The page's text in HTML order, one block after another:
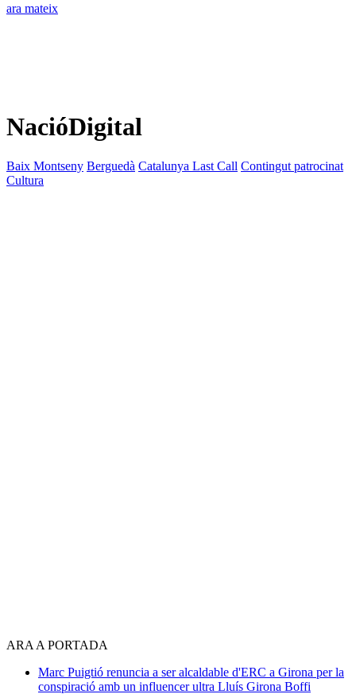
ara mateix
NacióDigital
Baix Montseny Berguedà Catalunya Last Call Contingut patrocinat
Cultura
ARA A PORTADA
Marc Puigtió renuncia a ser alcaldable d'ERC a Girona per la
conspiració amb un influencer ultra Lluís Girona Boffi